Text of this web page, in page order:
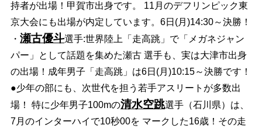
持者が出場！甲賀市出身です。 11月のデフリンピック東
京大会にも出場が内定しています。6日(月)14:30～決勝！
・ 瀬古優斗選手:世界陸上「走高跳」で「メガネジャン
パー」として話題を集めた瀬古 選手も、実は大津市出身
の出場！成年男子「走高跳」は6日(月)10:15～決勝です！
●少年の部にも、次世代を担う若手アスリートが多数出
場！ 特に少年男子100mの清水空跳選手（石川県）は、
7月のインターハイで10秒00を マークした16歳！その走